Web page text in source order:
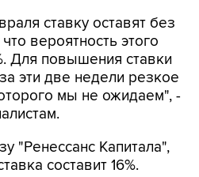
ставку оставят без
вероятность этого
Для повышения ставки
эти две недели резкое
мы не ожидаем", -
"Ренессанс Капитала",
составит 16%.